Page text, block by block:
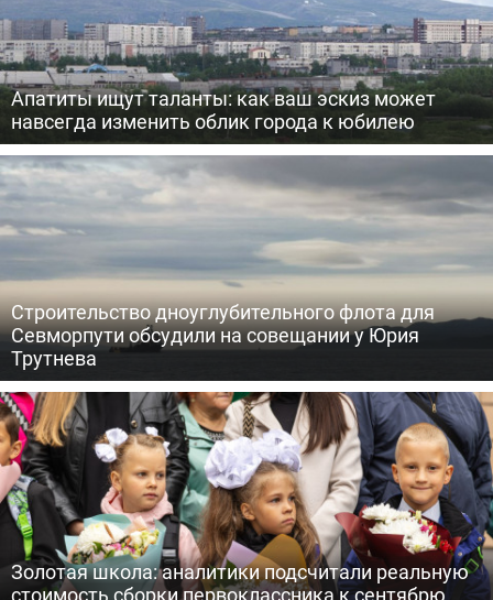
Апатиты ищут таланты: как ваш эскиз может
навсегда изменить облик города к юбилею
Строительство дноуглубительного флота для
Севморпути обсудили на совещании у Юрия
Трутнева
Золотая школа: аналитики подсчитали реальную
стоимость сборки первоклассника к сентябрю